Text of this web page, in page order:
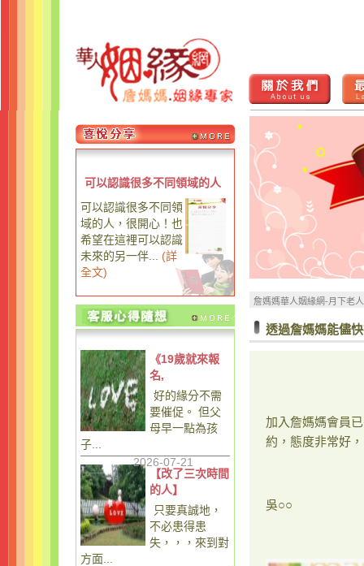
可以認識很多不同領域的人
可以認識很多不同領
域的人，很開心！也
希望在這裡可以認識
未來的另一伴...
(詳
全文)
《19歲就來報
名,
好的緣分不需
要催促。 但父
母早一點為孩
子...
2026-07-21
【改了三次時間
的人】
只要真誠地，
不必患得患
失，，，來到對
方面...
詹媽媽華人姻緣網-月下老
透過詹媽媽能儘
加入詹媽媽會員
約，態度非常好
吳○○